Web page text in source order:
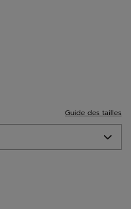
Guide des tailles